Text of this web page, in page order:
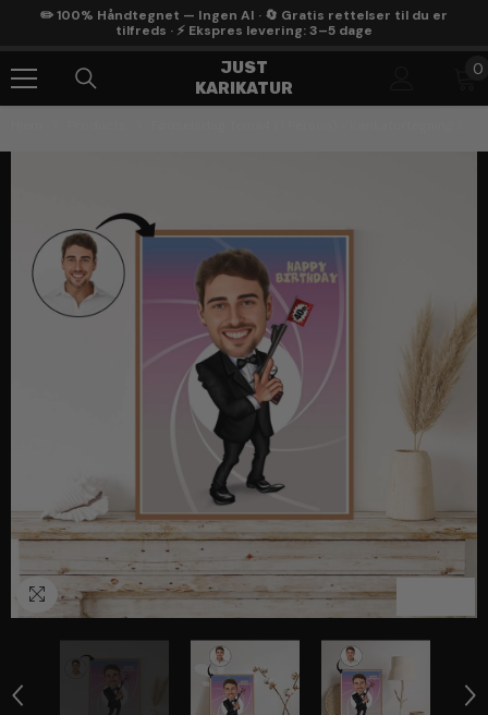
Gå Til Indhold
✏️ 100% Håndtegnet — Ingen AI · 🔄 Gratis rettelser til du er
tilfreds · ⚡ Ekspres levering: 3–5 dage
JUST
KARIKATUR
0
0